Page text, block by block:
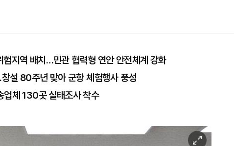
험지역 배치…민관 협력형 연안 안전체계 강화
설 80주년 맞아 군항 체험행사 풍성
업체 130곳 실태조사 착수
이